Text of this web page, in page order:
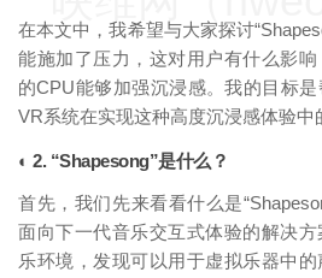
在本文中，我希望与大家探讨
能施加了压力，这对用户有什么影
的CPU能够加强沉浸感。我的目标
VR系统在实现这种高度沉浸感体验中
◐ 2. “Shapesong”是什么？
首先，我们先来看看什么是
面向下一代音乐交互式体验的解决
乐环境，发现可以用于虚拟乐器中